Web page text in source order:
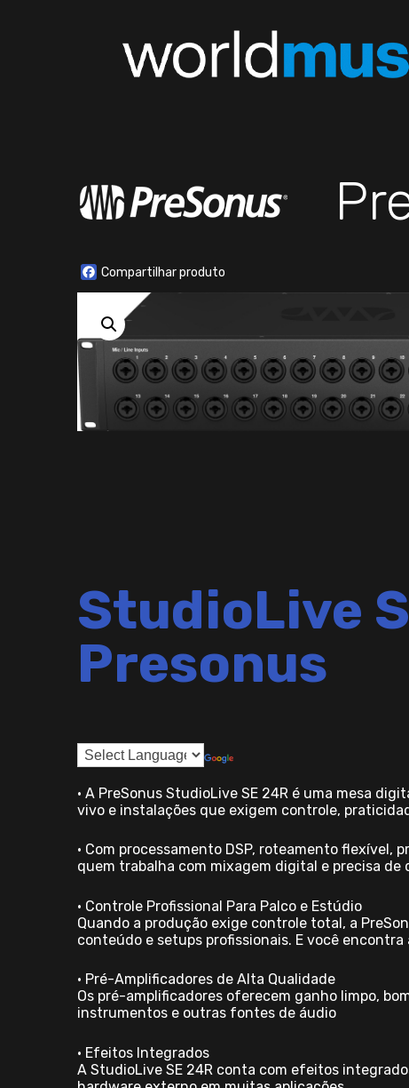
Facebook
StudioLive
Presonus
• A PreSonus StudioLive SE 24R é uma mesa
vivo e instalações que exigem controle,
• Com processamento DSP, roteamento flexível,
quem trabalha com mixagem digital e precisa
• Controle Profissional Para Palco e Estúdio
Quando a produção exige controle total, a
conteúdo e setups profissionais. E você encontra
• Pré-Amplificadores de Alta Qualidade
Os pré-amplificadores oferecem ganho limpo,
instrumentos e outras fontes de áudio
• Efeitos Integrados
A StudioLive SE 24R conta com efeitos